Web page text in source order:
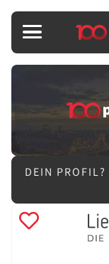
DEIN PROFIL?